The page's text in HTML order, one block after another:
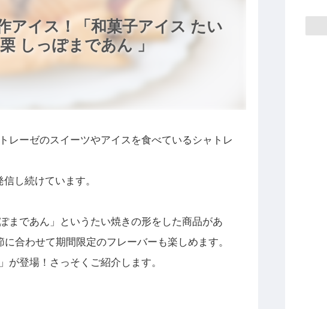
アイス！「和菓子アイス たい
しっぽまであん 」
レーゼのスイーツやアイスを食べているシャトレ
し続けています。
まであん」というたい焼きの形をした商品があ
合わせて期間限定のフレーバーも楽しめます。
が登場！さっそくご紹介します。